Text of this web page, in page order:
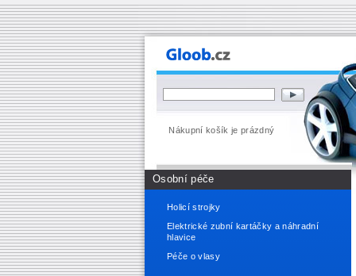
Nákupní košík je prázdný
Osobní péče
Holicí strojky
Elektrické zubní kartáčky a náhradní
hlavice
Péče o vlasy